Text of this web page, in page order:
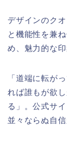
デザインのク
と機能性を兼
め、魅力的な
「道端に転が
れば誰もが欲
る」。公式サ
並々ならぬ自